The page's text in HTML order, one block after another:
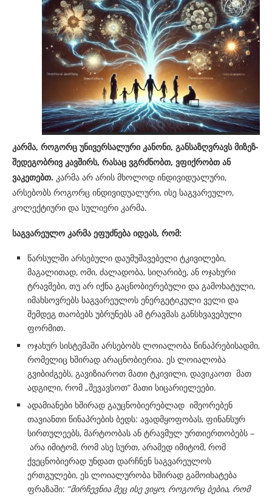
კარმა, როგორც უნივერსალური კანონი, განსაზღვრავს მიზეზ-
შედეგობრივ კავშირს, რასაც ვგრძნობთ, ვფიქრობთ ან
ვაკეთებთ. კარმა არ არის მხოლოდ ინდივიდუალური,
არსებობს როგორც ინდივიდუალური, ისე საგვარეულო,
კოლექტიური და სულიერი კარმა.
საგვარეულო კარმა ეფუძნება იდეას, რომ:
წარსულში არსებული დაუმუშავებელი ტკივილები,
მაგალითად, ომი, ძალადობა, სიღარიბე, ან ოჯახური
ტრავმები, თუ არ იქნა გაცნობიერებული და გამოხატული,
იმახსოვრებს საგვარეულოს ენერგეტიკული ველი და
შემდეგ თაობებს უბრუნებს ამ ტრავმას განსხვავებული
ფორმით.
ოჯახურ სისტემაში არსებობს ლოიალობა წინაპრებისადმი,
რომელიც ხშირად არაცნობიერია. ეს ლოიალობა
გვიბიძგებს, გავიზიაროთ მათი ტკივილი, დავიკაოთ მათ
ადგილი, რომ „შევავსოთ“ მათი სიცარიელეები.
ადამიანები ხშირად გაუცნობიერებლად იმეორებენ
თავიანთი წინაპრების ბედს: ავადმყოფობას, ფინანსურ
სირთულეებს, მარტოობას ან ტრავმულ ურთიერთობებს –
არა იმიტომ, რომ ასე სურთ, არამედ იმიტომ, რომ
ქვეცნობიერად უნდათ დარჩნენ საგვარეულოს
ერთგულები, ეს ლოიალურობა ხშირად გამოიხატება
ფრაზაში: “მირჩევნია მეც ისე ვიყო, როგორც ბებია, რომ